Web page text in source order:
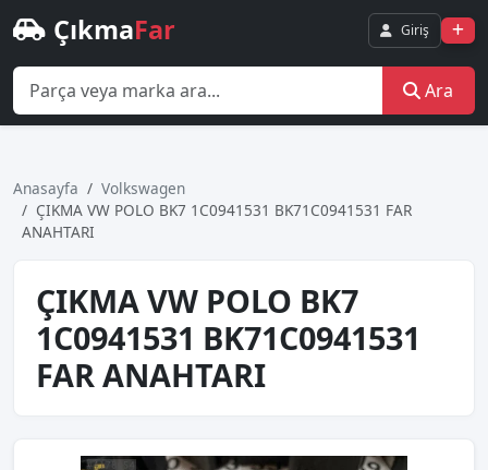
ÇıkmaFar Giriş
Ara
Anasayfa
Volkswagen
ÇIKMA VW POLO BK7 1C0941531 BK71C0941531 FAR
ANAHTARI
ÇIKMA VW POLO BK7
1C0941531 BK71C0941531
FAR ANAHTARI